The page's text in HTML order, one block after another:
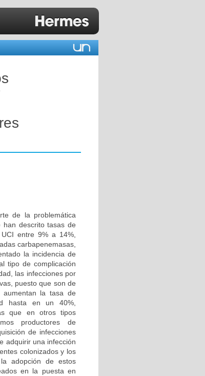
de la problemática
descrito tasas de
entre 9% a 14%,
carbapenemasas,
la incidencia de
tipo de complicación
las infecciones por
puesto que son de
aumentan la tasa de
hasta en un 40%,
que en otros tipos
productores de
de infecciones
adquirir una infección
colonizados y los
adopción de estos
en la puesta en